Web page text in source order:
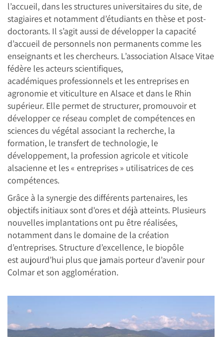
l’accueil, dans les structures universitaires du site, de
stagiaires et notamment d’étudiants en thèse et post-
doctorants. Il s’agit aussi de développer la capacité
d’accueil de personnels non permanents comme les
enseignants et les chercheurs. L’association Alsace Vitae
fédère les acteurs scientifiques,
académiques professionnels et les entreprises en
agronomie et viticulture en Alsace et dans le Rhin
supérieur. Elle permet de structurer, promouvoir et
développer ce réseau complet de compétences en
sciences du végétal associant la recherche, la
formation, le transfert de technologie, le
développement, la profession agricole et viticole
alsacienne et les « entreprises » utilisatrices de ces
compétences.
Grâce à la synergie des différents partenaires, les
objectifs initiaux sont d'ores et déjà atteints. Plusieurs
nouvelles implantations ont pu être réalisées,
notamment dans le domaine de la création
d’entreprises. Structure d’excellence, le biopôle
est aujourd’hui plus que jamais porteur d’avenir pour
Colmar et son agglomération.
Image